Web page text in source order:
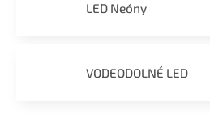
LED Neóny
VODEODOLNÉ LED